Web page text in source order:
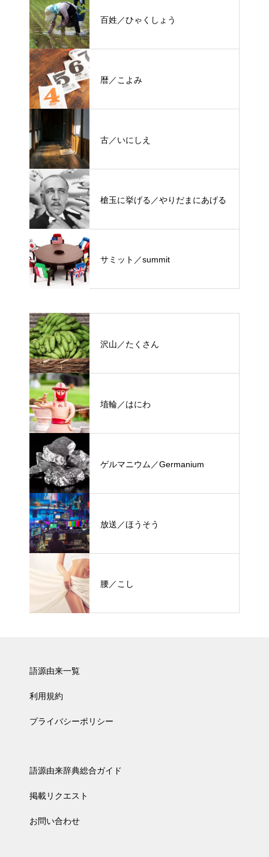
百姓／ひゃくしょう
暦／こよみ
古／いにしえ
槍玉に挙げる／やりだまにあげる
サミット／summit
沢山／たくさん
埴輪／はにわ
ゲルマニウム／Germanium
放送／ほうそう
腰／こし
語源由来一覧
利用規約
プライバシーポリシー
語源由来辞典総合ガイド
掲載リクエスト
お問い合わせ